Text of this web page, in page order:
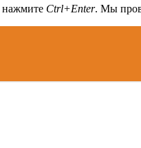
нажмите Ctrl+Enter. Мы